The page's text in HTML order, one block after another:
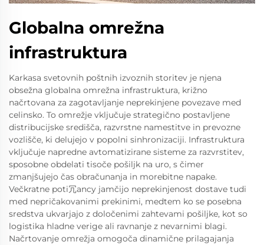
Globalna omrežna
infrastruktura
Karkasa svetovnih poštnih izvoznih storitev je njena
obsežna globalna omrežna infrastruktura, križno
načrtovana za zagotavljanje neprekinjene povezave med
celinsko. To omrežje vključuje strategično postavljene
distribucijske središča, razvrstne namestitve in prevozne
vozlišče, ki delujejo v popolni sinhronizaciji. Infrastruktura
vključuje napredne avtomatizirane sisteme za razvrstitev,
sposobne obdelati tisoče pošiljk na uro, s čimer
zmanjšujejo čas obračunanja in morebitne napake.
Večkratne poti冗ancy jamčijo neprekinjenost dostave tudi
med nepričakovanimi prekinimi, medtem ko se posebna
sredstva ukvarjajo z določenimi zahtevami pošiljke, kot so
logistika hladne verige ali ravnanje z nevarnimi blagi.
Načrtovanje omrežja omogoča dinamične prilagajanja